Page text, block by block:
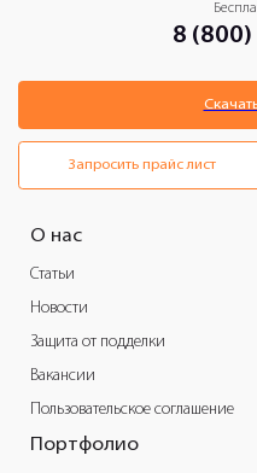
8 (800)
Запросить прайс лист
О нас
Статьи
Новости
Защита от подделки
Вакансии
Пользовательское соглашение
Портфолио